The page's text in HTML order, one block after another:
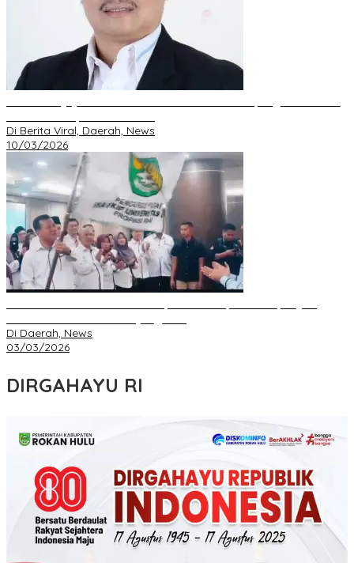
Di Berita Viral, Daerah, News
10/03/2026
Di Daerah, News
03/03/2026
DIRGAHAYU RI